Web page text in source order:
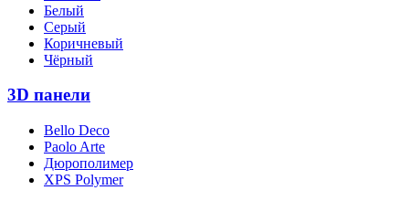
Белый
Серый
Коричневый
Чёрный
3D панели
Bello Deco
Paolo Arte
Дюрополимер
XPS Polymer